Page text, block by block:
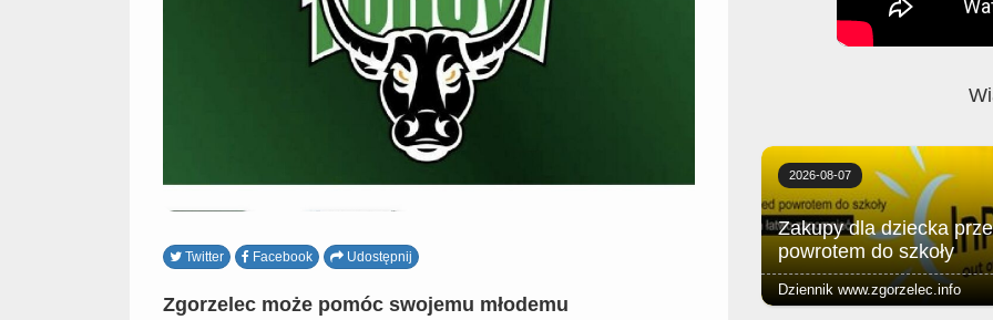
Twitter Facebook Udostępnij
Zgorzelec może pomóc swojemu młodemu
Zakupy dla dziecka
powrotem do szkoły
Dziennik www.zgorzelec.info
2026-08-07